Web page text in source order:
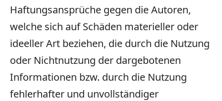
Haftungsansprüche gegen die Autoren,
welche sich auf Schäden materieller oder
ideeller Art beziehen, die durch die Nutzung
oder Nichtnutzung der dargebotenen
Informationen bzw. durch die Nutzung
fehlerhafter und unvollständiger